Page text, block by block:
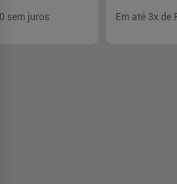
sem juros Em até 3x de